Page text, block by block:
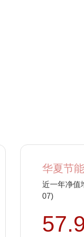
华夏节
近一年净值
07)